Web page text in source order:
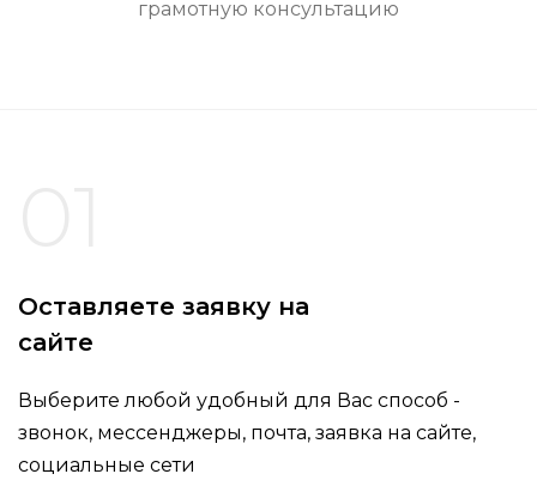
грамотную консультацию
Оставляете заявку на
сайте
Выберите любой удобный для Вас способ -
звонок, мессенджеры, почта, заявка на сайте,
социальные сети